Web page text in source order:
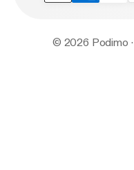
© 2026 Podimo